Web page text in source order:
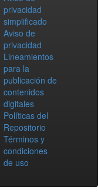
privacidad
simplificado
Aviso de
privacidad
Lineamientos
para la
publicación de
contenidos
digitales
Políticas del
Repositorio
Términos y
condiciones
de uso